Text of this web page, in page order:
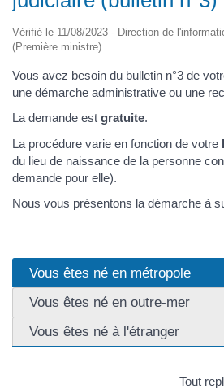
Vérifié le 11/08/2023 - Direction de
(Première ministre)
Vous avez besoin du bulletin n°3 de
une démarche administrative ou une
La demande est gratuite.
La procédure varie en fonction de votre
du lieu de naissance de la personne
demande pour elle).
Nous vous présentons la démarche à
Vous êtes né en métropole
Vous êtes né en outre-mer
Vous êtes né à l'étranger
Tout